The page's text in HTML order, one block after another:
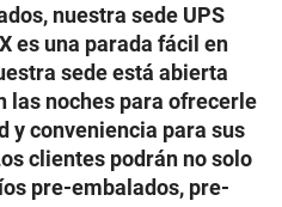
nuestra sede UPS
es una parada fácil en
sede está abierta
las noches para ofrecerle
y conveniencia para sus
clientes podrán no solo
pre-embalados, pre-